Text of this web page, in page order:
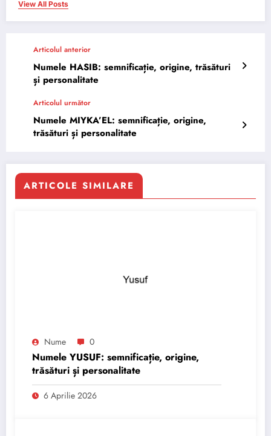
View All Posts
Articolul anterior
Numele HASIB: semnificație, origine, trăsături
și personalitate
Articolul următor
Numele MIYKA’EL: semnificație, origine,
trăsături și personalitate
ARTICOLE SIMILARE
Nume 0
Numele YUSUF: semnificație, origine,
trăsături și personalitate
6 Aprilie 2026